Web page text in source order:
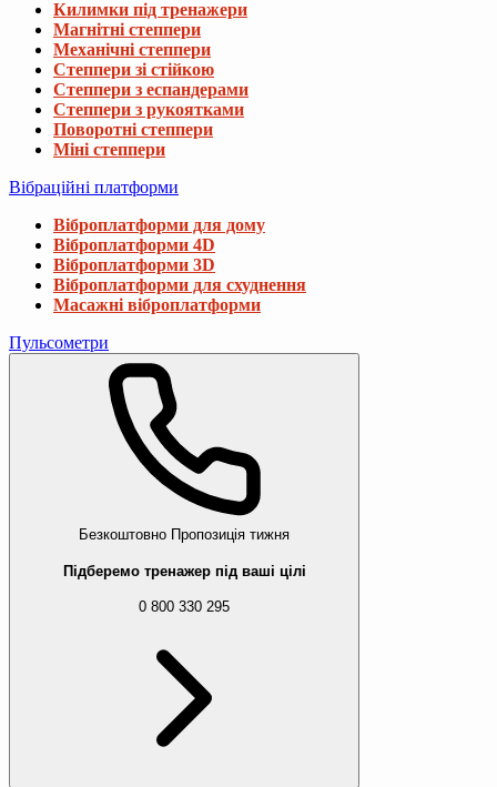
Килимки під тренажери
Магнітні степпери
Механічні степпери
Степпери зі стійкою
Степпери з еспандерами
Степпери з рукоятками
Поворотні степпери
Міні степпери
Вібраційні платформи
Віброплатформи для дому
Віброплатформи 4D
Віброплатформи 3D
Віброплатформи для схуднення
Масажні віброплатформи
Пульсометри
Безкоштовно Пропозиція тижня
Підберемо тренажер під ваші цілі
0 800 330 295